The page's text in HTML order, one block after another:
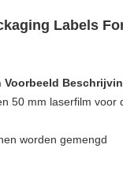
Labels
Voorbeeld
50 mm laserfilm voor
worden gemengd